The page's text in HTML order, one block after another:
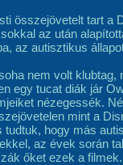
összejövetelt tart a
az után
az autisztikus
nem volt klubtag,
egy tucat diák jár
nézegessék.
mint a
tudtuk, hogy más
az évek során
őket ezek a filmek.